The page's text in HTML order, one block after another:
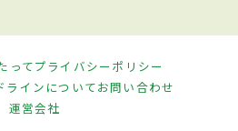
ってプライバシーポリシー
ラインについてお問い合わせ
運営会社